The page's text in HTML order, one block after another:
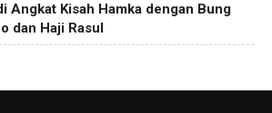
Angkat Kisah Hamka dengan Bung
dan Haji Rasul